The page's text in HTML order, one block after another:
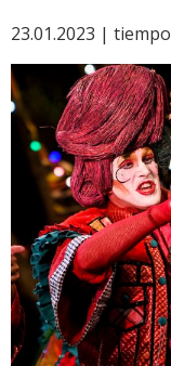
23.01.2023 |